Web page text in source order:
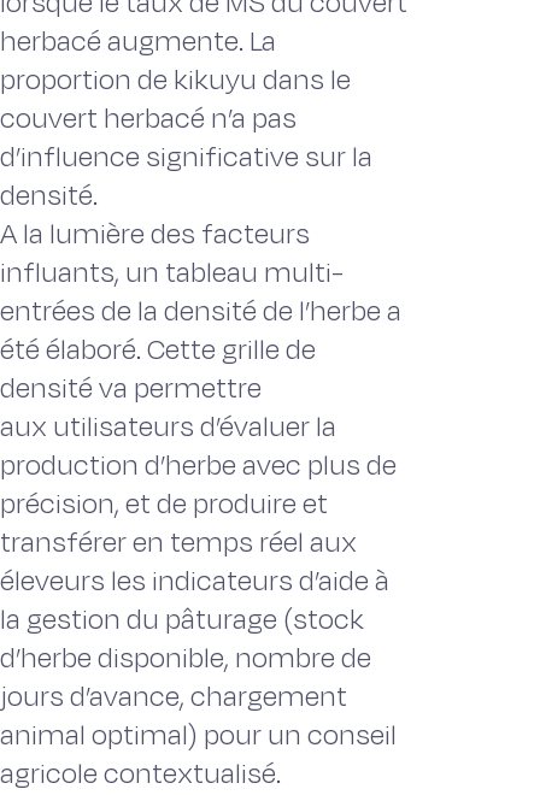
herbacé augmente. La
proportion de kikuyu dans le
couvert herbacé n’a pas
d’influence significative sur la
densité.
A la lumière des facteurs
influants, un tableau multi-
entrées de la densité de l’herbe a
été élaboré. Cette grille de
densité va permettre
aux utilisateurs d’évaluer la
production d’herbe avec plus de
précision, et de produire et
transférer en temps réel aux
éleveurs les indicateurs d’aide à
la gestion du pâturage (stock
d’herbe disponible, nombre de
jours d’avance, chargement
animal optimal) pour un conseil
agricole contextualisé.